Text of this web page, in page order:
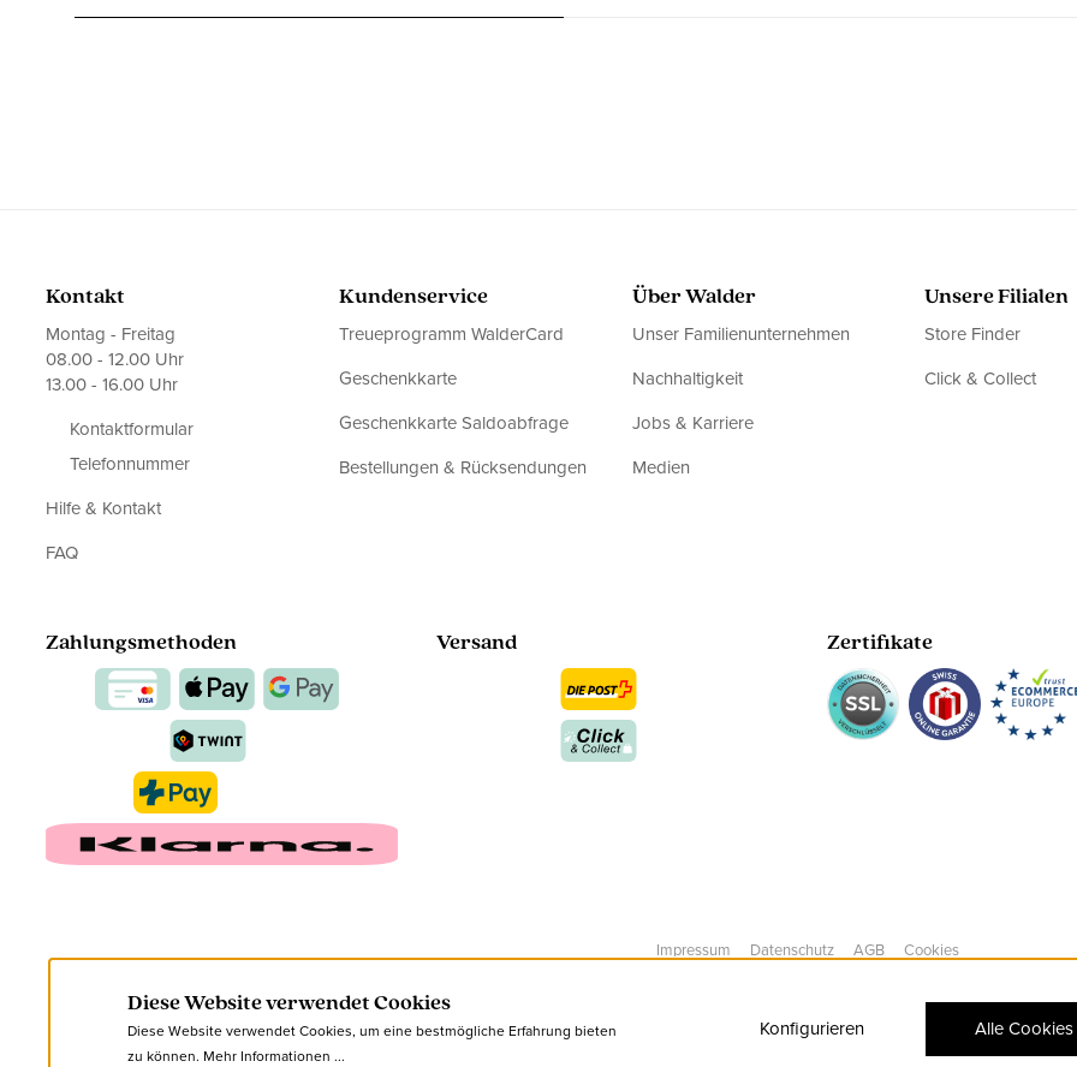
Kontakt
Montag - Freitag
08.00 - 12.00 Uhr
13.00 - 16.00 Uhr
Kontaktformular
Telefonnummer
Hilfe & Kontakt
FAQ
Kundenservice
Treueprogramm WalderCard
Geschenkkarte
Geschenkkarte Saldoabfrage
Bestellungen & Rücksendungen
Über Walder
Unser Familienunternehmen
Nachhaltigkeit
Jobs & Karriere
Medien
Unsere Filialen
Store Finder
Click & Collect
Zahlungsmethoden Versand Zertifikate
Impressum Datenschutz AGB Cookies
Diese Website verwendet Cookies
Diese Website verwendet Cookies, um eine bestmögliche Erfahrung bieten
zu können. Mehr Informationen ...
Konfigurieren Alle